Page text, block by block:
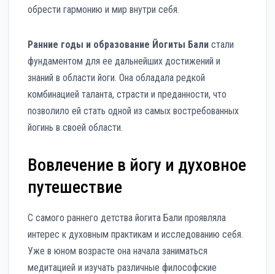
обрести гармонию и мир внутри себя.
Ранние годы и образование Йогиты Бали стали
фундаментом для ее дальнейших достижений и
знаний в области йоги. Она обладала редкой
комбинацией таланта, страсти и преданности, что
позволило ей стать одной из самых востребованных
йогинь в своей области.
Вовлечение в йогу и духовное
путешествие
С самого раннего детства йогита Бали проявляла
интерес к духовным практикам и исследованию себя.
Уже в юном возрасте она начала заниматься
медитацией и изучать различные философские